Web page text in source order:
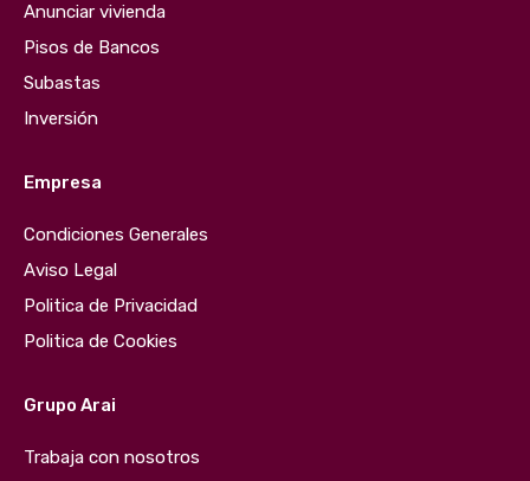
Anunciar vivienda
Pisos de Bancos
Subastas
Inversión
Empresa
Condiciones Generales
Aviso Legal
Politica de Privacidad
Politica de Cookies
Grupo Arai
Trabaja con nosotros